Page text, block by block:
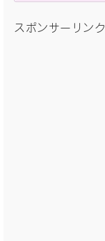
スポンサーリンク